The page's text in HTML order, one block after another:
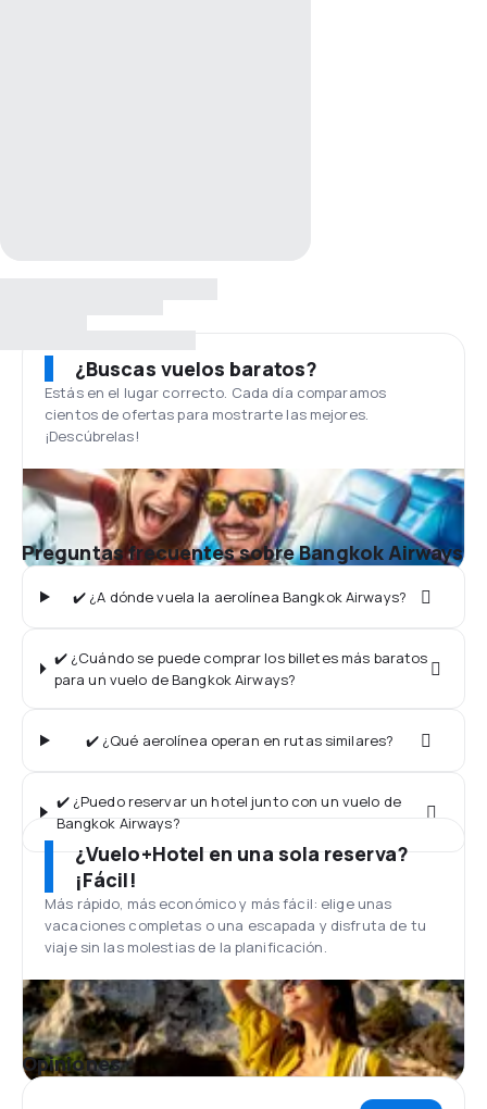
¿Buscas vuelos baratos?
Estás en el lugar correcto. Cada día comparamos
cientos de ofertas para mostrarte las mejores.
¡Descúbrelas!
Preguntas frecuentes sobre Bangkok Airways
✔️ ¿A dónde vuela la aerolínea Bangkok Airways?
✔️ ¿Cuándo se puede comprar los billetes más baratos
para un vuelo de Bangkok Airways?
✔️ ¿Qué aerolínea operan en rutas similares?
✔️ ¿Puedo reservar un hotel junto con un vuelo de
Bangkok Airways?
¿Vuelo+Hotel en una sola reserva?
¡Fácil!
Más rápido, más económico y más fácil: elige unas
vacaciones completas o una escapada y disfruta de tu
viaje sin las molestias de la planificación.
Opiniones